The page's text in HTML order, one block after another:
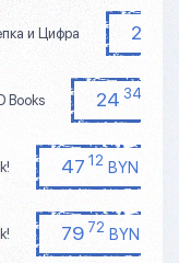
и Цифра 24
Books 24 34
47 12 BYN
79 72 BYN